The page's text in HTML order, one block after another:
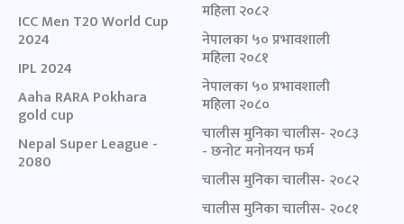
ICC Men T20 World Cup
2024
IPL 2024
Aaha RARA Pokhara
gold cup
Nepal Super League -
2080
महिला २०८२
नेपालका ५० प्रभावशाली
महिला २०८१
नेपालका ५० प्रभावशाली
महिला २०८०
चालीस मुनिका चालीस- २०८३
- छनोट मनोनयन फर्म
चालीस मुनिका चालीस- २०८२
चालीस मुनिका चालीस- २०८१